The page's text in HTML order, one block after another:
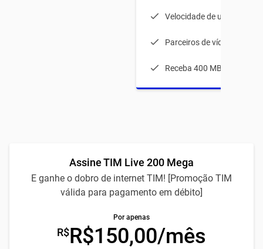
Velocidade de upload: 80
Parceiros de vídeos
Receba 400 MB durante
Assine TIM Live 200 Mega
E ganhe o dobro de internet TIM! [Promoção TIM
válida para pagamento em débito]
Por apenas
R$R$150,00/mês